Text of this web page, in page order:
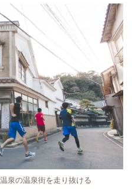
泉の温泉街を走り抜ける